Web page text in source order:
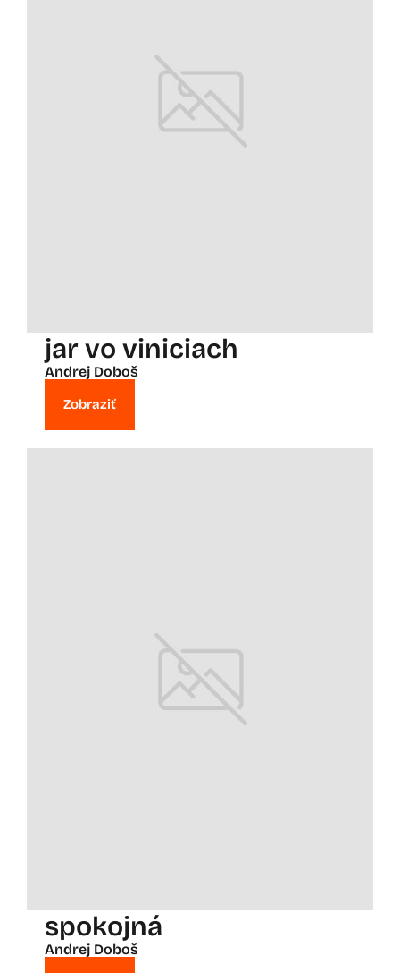
jar vo viniciach
Andrej Doboš
Zobraziť
spokojná
Andrej Doboš